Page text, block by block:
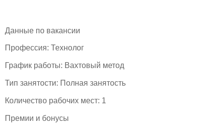
Данные по вакансии
Профессия: Технолог
График работы: Вахтовый метод
Тип занятости: Полная занятость
Количество рабочих мест: 1
Премии и бонусы